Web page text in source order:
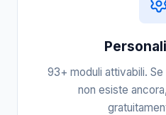
93+ moduli attivabili.
non esiste